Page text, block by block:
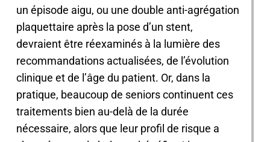
un épisode aigu, ou une double anti-agrégation
plaquettaire après la pose d’un stent,
devraient être réexaminés à la lumière des
recommandations actualisées, de l’évolution
clinique et de l’âge du patient. Or, dans la
pratique, beaucoup de seniors continuent ces
traitements bien au-delà de la durée
nécessaire, alors que leur profil de risque a